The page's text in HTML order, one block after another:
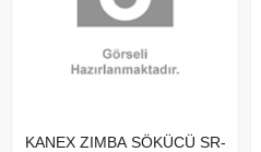
KANEX ZIMBA SÖKÜCÜ SR-